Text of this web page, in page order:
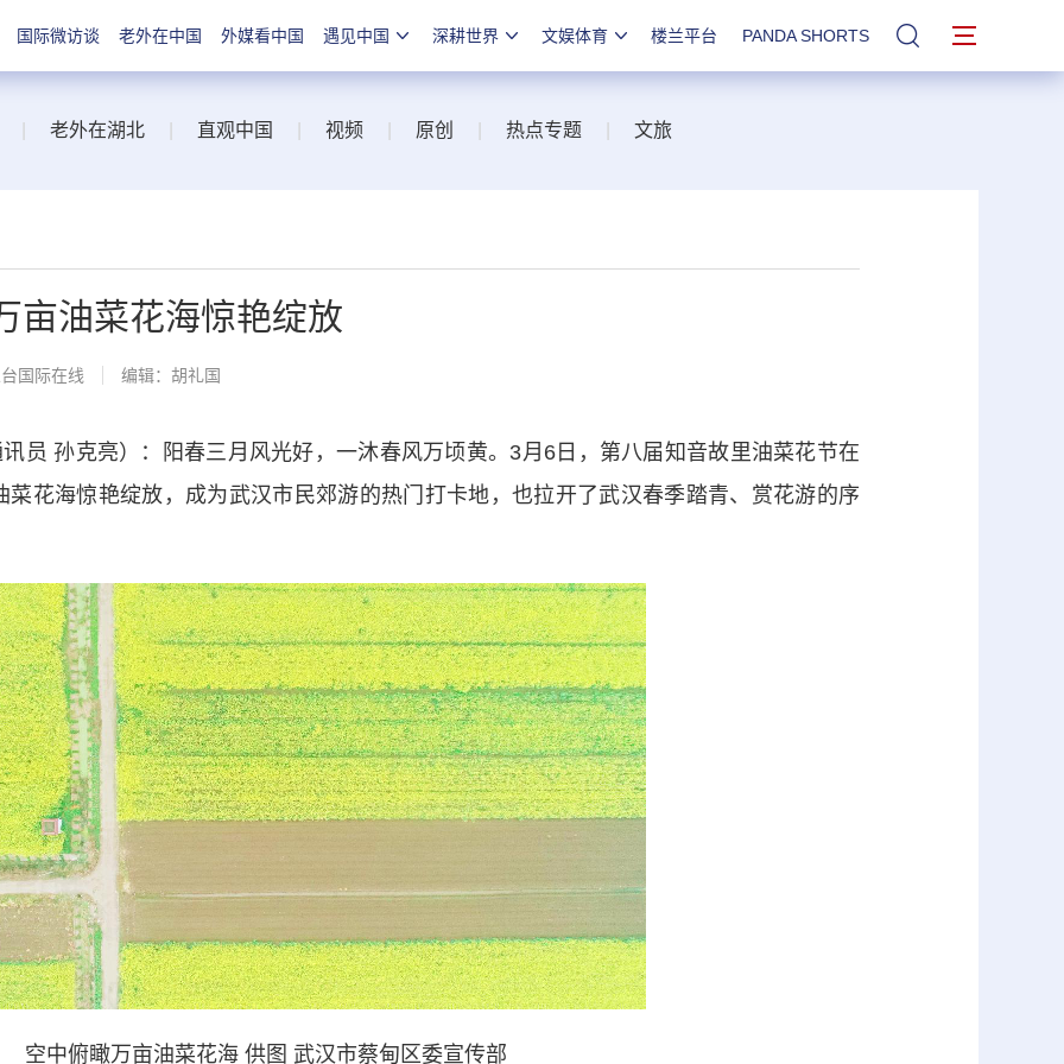
国际微访谈 老外在中国 外媒看中国 遇见中国 深耕世界 文娱体育 楼兰平台 PANDA SHORTS 站内搜索
老外在湖北 直观中国 视频 原创 热点专题 文旅
亩油菜花海惊艳绽放
国际在线 编辑：胡礼国
孙克亮）：阳春三月风光好，一沐春风万顷黄。3月6日，第八届知音故里油菜花节在
花海惊艳绽放，成为武汉市民郊游的热门打卡地，也拉开了武汉春季踏青、赏花游的序
空中俯瞰万亩油菜花海 供图 武汉市蔡甸区委宣传部